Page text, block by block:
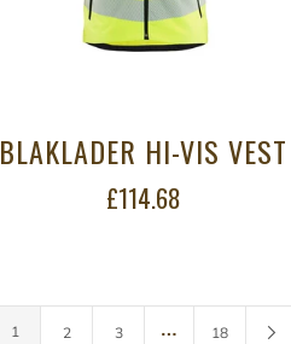
BLAKLADER HI-VIS VEST
£114.68
1 2 3 … 18